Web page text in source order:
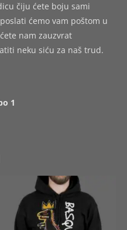
čiju ćete boju sami
ćemo vam poštom u
nam zauzvrat
neku siću za naš trud.
1